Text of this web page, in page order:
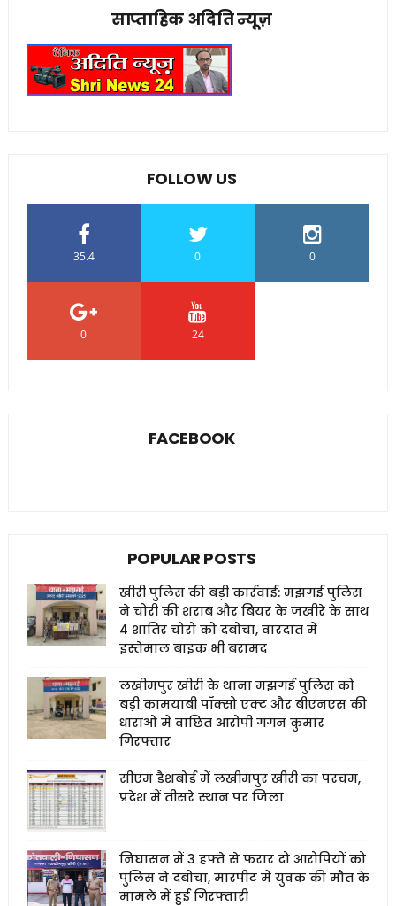
साप्ताहिक अदिति न्यूज़
FOLLOW US
35.4 0 0
0 24
FACEBOOK
POPULAR POSTS
खीरी पुलिस की बड़ी कार्रवाई: मझगई पुलिस
ने चोरी की शराब और बियर के जखीरे के साथ
4 शातिर चोरों को दबोचा, वारदात में
इस्तेमाल बाइक भी बरामद
लखीमपुर खीरी के थाना मझगई पुलिस को
बड़ी कामयाबी पॉक्सो एक्ट और बीएनएस की
धाराओं में वांछित आरोपी गगन कुमार
गिरफ्तार
सीएम डैशबोर्ड में लखीमपुर खीरी का परचम,
प्रदेश में तीसरे स्थान पर जिला
निघासन में 3 हफ्ते से फरार दो आरोपियों को
पुलिस ने दबोचा, मारपीट में युवक की मौत के
मामले में हुई गिरफ्तारी